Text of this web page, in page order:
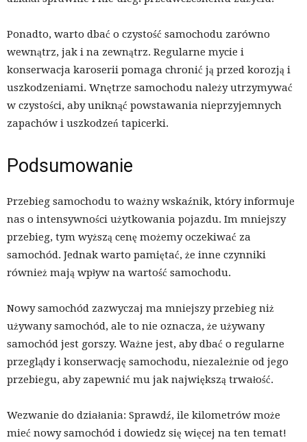
Ponadto, warto dbać o czystość samochodu zarówno
wewnątrz, jak i na zewnątrz. Regularne mycie i
konserwacja karoserii pomaga chronić ją przed korozją i
uszkodzeniami. Wnętrze samochodu należy utrzymywać
w czystości, aby uniknąć powstawania nieprzyjemnych
zapachów i uszkodzeń tapicerki.
Podsumowanie
Przebieg samochodu to ważny wskaźnik, który informuje
nas o intensywności użytkowania pojazdu. Im mniejszy
przebieg, tym wyższą cenę możemy oczekiwać za
samochód. Jednak warto pamiętać, że inne czynniki
również mają wpływ na wartość samochodu.
Nowy samochód zazwyczaj ma mniejszy przebieg niż
używany samochód, ale to nie oznacza, że używany
samochód jest gorszy. Ważne jest, aby dbać o regularne
przeglądy i konserwację samochodu, niezależnie od jego
przebiegu, aby zapewnić mu jak największą trwałość.
Wezwanie do działania: Sprawdź, ile kilometrów może
mieć nowy samochód i dowiedz się więcej na ten temat!